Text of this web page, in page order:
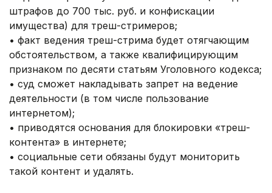
штрафов до 700 тыс. руб. и конфискации
имущества) для треш-стримеров;
• факт ведения треш-стрима будет отягчающим
обстоятельством, а также квалифицирующим
признаком по десяти статьям Уголовного кодекса;
• суд сможет накладывать запрет на ведение
деятельности (в том числе пользование
интернетом);
• приводятся основания для блокировки «треш-
контента» в интернете;
• социальные сети обязаны будут мониторить
такой контент и удалять.